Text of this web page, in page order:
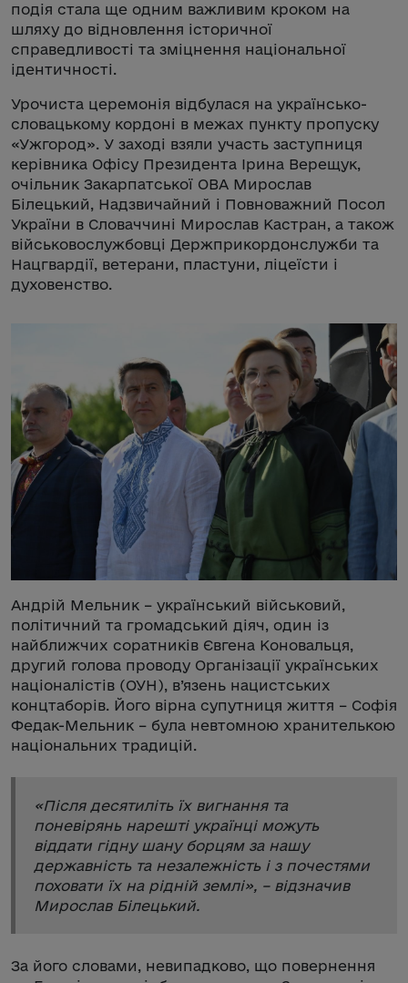
подія стала ще одним важливим кроком на
шляху до відновлення історичної
справедливості та зміцнення національної
ідентичності.
Урочиста церемонія відбулася на українсько-
словацькому кордоні в межах пункту пропуску
«Ужгород». У заході взяли участь заступниця
керівника Офісу Президента Ірина Верещук,
очільник Закарпатської ОВА Мирослав
Білецький, Надзвичайний і Повноважний Посол
України в Словаччині Мирослав Кастран, а також
військовослужбовці Держприкордонслужби та
Нацгвардії, ветерани, пластуни, ліцеїсти і
духовенство.
Андрій Мельник – український військовий,
політичний та громадський діяч, один із
найближчих соратників Євгена Коновальця,
другий голова проводу Організації українських
націоналістів (ОУН), в’язень нацистських
концтаборів. Його вірна супутниця життя – Софія
Федак-Мельник – була невтомною хранителькою
національних традицій.
«Після десятиліть їх вигнання та
поневірянь нарешті українці можуть
віддати гідну шану борцям за нашу
державність та незалежність і з почестями
поховати їх на рідній землі», – відзначив
Мирослав Білецький.
За його словами, невипадково, що повернення